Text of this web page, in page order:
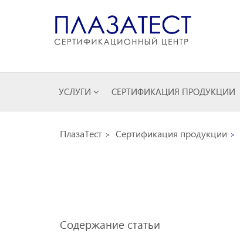
УСЛУГИ СЕРТИФИКАЦИЯ ПРОДУКЦИИ
ПлазаТест Сертификация продукции
Содержание статьи